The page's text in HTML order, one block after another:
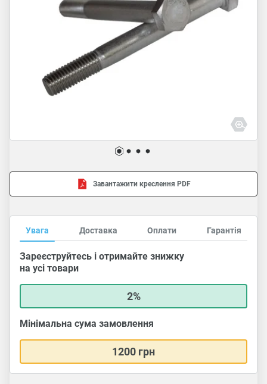
Завантажити креслення PDF
Увага Доставка Оплати Гарантія
Зареєструйтесь і отримайте знижку
на усі товари
2%
Мінімальна сума замовлення
1200 грн